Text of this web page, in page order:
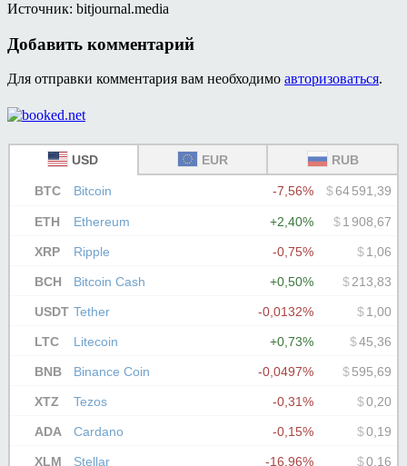
Источник: bitjournal.media
Добавить комментарий
Для отправки комментария вам необходимо авторизоваться.